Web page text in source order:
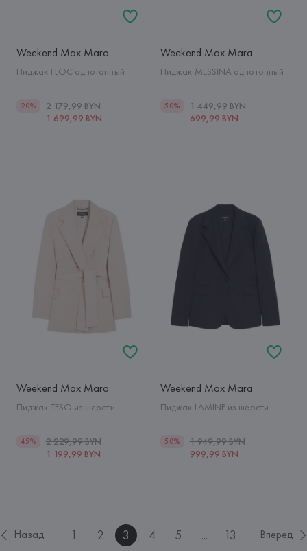
Weekend Max Mara
Пиджак FLOC однотонный
20%
2 179,99 BYN
1 699,99 BYN
Weekend Max Mara
Пиджак MESSINA однотонный
50%
1 449,99 BYN
699,99 BYN
Weekend Max Mara
Пиджак TESO из шерсти
45%
2 229,99 BYN
1 199,99 BYN
Weekend Max Mara
Пиджак LAMINE из шерсти
50%
1 949,99 BYN
999,99 BYN
Назад 1 2 3 4 5 ... 13 Вперед